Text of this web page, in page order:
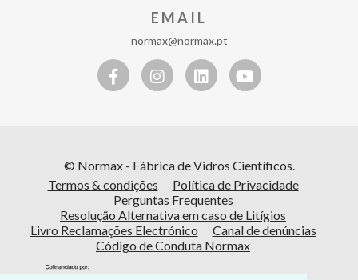
EMAIL
normax@normax.pt
© Normax - Fábrica de Vidros Científicos.
Termos & condições
Política de Privacidade
Perguntas Frequentes
Resolução Alternativa em caso de Litígios
Livro Reclamações Electrónico
Canal de denúncias
Código de Conduta Normax